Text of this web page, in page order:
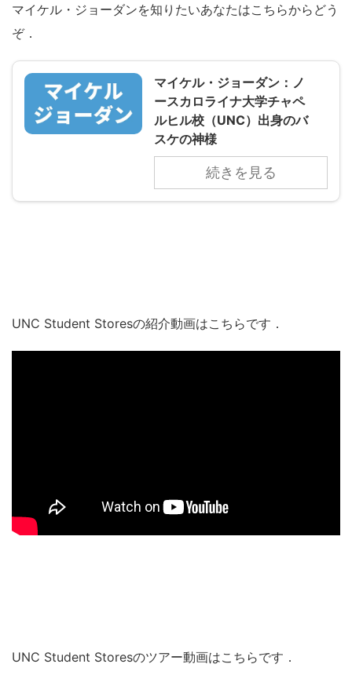
マイケル・ジョーダンを知りたいあなたはこちらからどう
ぞ．
マイケル・ジョーダン：ノ
ースカロライナ大学チャペ
ルヒル校（UNC）出身のバ
スケの神様
続きを見る
UNC Student Storesの紹介動画はこちらです．
UNC Student Storesのツアー動画はこちらです．